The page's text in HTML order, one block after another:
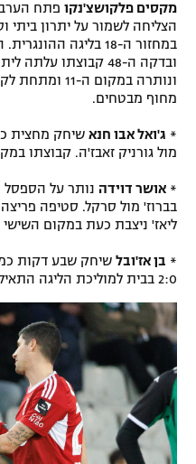
תקנון משתתפים וזוכים
תקנון עבור פעילות
טניס
גיימינג E-Sports
מדיניות פרטיות
תקנון פעילות ספורט 1
רשיון להקרנה פומבית
הצטרפות לחבילת הערוצים
לוח דרושים – ג'ובנט
תגיות
כדורמים
פוטבול אמריקאי NFL
בייסבול MLB
ספורט אתגרי ואקסטרים
אומנויות לחימה
מקסים פלקושצ'נקו פתח
במחזור ה-18 בליגה
ונותרה במקום
מחוף מבטחים.
* ג'ואל אבו חנא
מול גורניק זאבז'ה. קבוצתו במקום ה-13 בליגה
* אושר דוידה
בברוז' מול סרקל. סטיפה
ליאז' ניצבת כעת במקום השישי
* בן אז'ובל שיחק שבע דקות
2:0 בבית למוליכת הליגה התאילנדית בוריראם.